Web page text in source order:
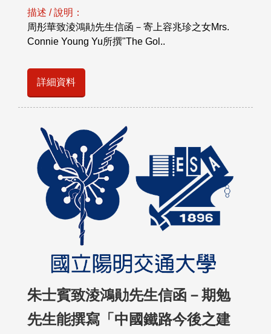
描述 / 說明：
周彤華致淩鴻勛先生信函－寄上容兆珍之女Mrs.
Connie Young Yu所撰"The Gol..
詳細資料
朱士賓致淩鴻勛先生信函－期勉
先生能撰寫「中國鐵路今後之建